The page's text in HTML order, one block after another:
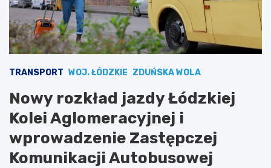
TRANSPORT WOJ. ŁÓDZKIE ZDUŃSKA WOLA
Nowy rozkład jazdy Łódzkiej
Kolei Aglomeracyjnej i
wprowadzenie Zastępczej
Komunikacji Autobusowej